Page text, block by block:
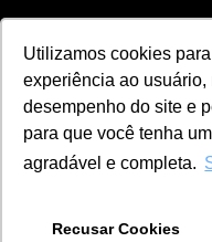
Utilizamos cookies
experiência ao usuário,
desempenho do site e
para que você tenha
agradável e completa.
Recusar Cookies
Home Segmentos Autos
Aprenda a
de veículos
eletrônica